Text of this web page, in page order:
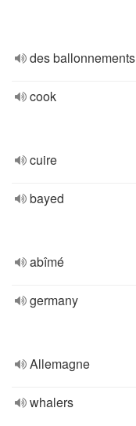
des ballonnements
cook
cuire
bayed
abîmé
germany
Allemagne
whalers